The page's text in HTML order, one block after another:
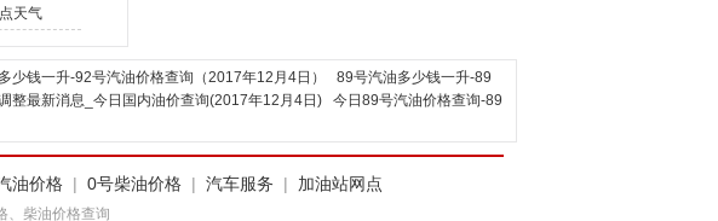
天气
少钱一升-92号汽油价格查询（2017年12月4日）
89号汽油多少钱一升-89
整最新消息_今日国内油价查询(2017年12月4日)
今日89号汽油价格查询-89
油价格 | 0号柴油价格 | 汽车服务 | 加油站网点
、柴油价格查询